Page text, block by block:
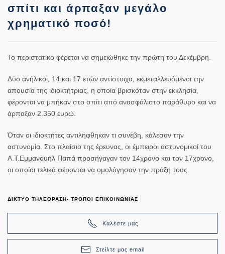
σπίτι και άρπαξαν μεγάλο
χρηματικό ποσό!
Το περιστατικό φέρεται να σημειώθηκε την πρώτη του Δεκέμβρη.
Δύο ανήλικοι, 14 και 17 ετών αντίστοιχα, εκμεταλλευόμενοι την
απουσία της ιδιοκτήτριας, η οποία βρισκόταν στην εκκλησία,
φέρονται να μπήκαν στο σπίτι από ανασφάλιστο παράθυρο και να
άρπαξαν 2.350 ευρώ.
Όταν οι ιδιοκτήτες αντιλήφθηκαν τι συνέβη, κάλεσαν την
αστυνομία. Στο πλαίσιο της έρευνας, οι έμπειροι αστυνομικοί του
Α.Τ.Εμμανουήλ Παπά προσήγαγαν τον 14χρονο και τον 17χρονο,
οι οποίοι τελικά φέρονται να ομολόγησαν την πράξη τους.
ΔΙΚΤΥΟ ΤΗΛΕΟΡΑΣΗ- ΤΡΟΠΟΙ ΕΠΙΚΟΙΝΩΝΙΑΣ
Καλέστε μας
Στείλτε μας email